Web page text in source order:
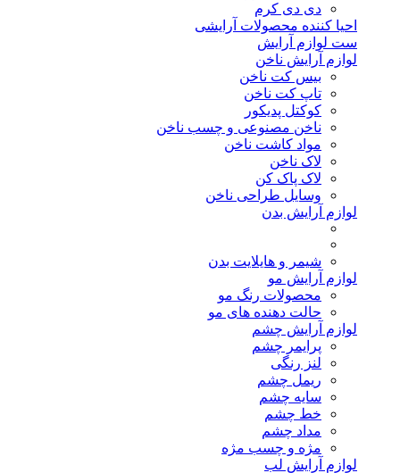
دی دی کرم
احیا کننده محصولات آرایشی
ست لوازم آرایش
لوازم آرایش ناخن
بیس کت ناخن
تاپ کت ناخن
کوکتل پدیکور
ناخن مصنوعی و چسب ناخن
مواد کاشت ناخن
لاک ناخن
لاک پاک کن
وسایل طراحی ناخن
لوازم آرایش بدن
شیمر و هایلایت بدن
لوازم آرایش مو
محصولات رنگ مو
حالت دهنده های مو
لوازم آرایش چشم
پرایمر چشم
لنز رنگی
ریمل چشم
سایه چشم
خط چشم
مداد چشم
مژه و چسب مژه
لوازم آرایش لب